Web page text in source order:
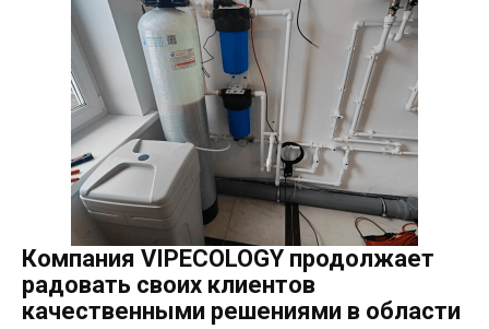
Компания VIPECOLOGY продолжает
радовать своих клиентов
качественными решениями в области